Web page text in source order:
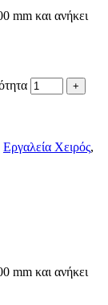
mm και ανήκει
Εργαλεία Χειρός,
mm και ανήκει